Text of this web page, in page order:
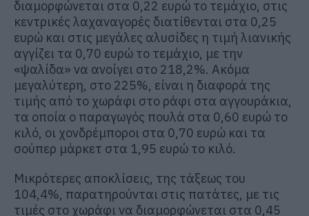
διαμορφώνεται στα 0,22 ευρώ το τεμάχιο, στις
κεντρικές λαχαναγορές διατίθενται στα 0,25
ευρώ και στις μεγάλες αλυσίδες η τιμή λιανικής
αγγίζει τα 0,70 ευρώ το τεμάχιο, με την
«ψαλίδα» να ανοίγει στο 218,2%. Ακόμα
μεγαλύτερη, στο 225%, είναι η διαφορά της
τιμής από το χωράφι στο ράφι στα αγγουράκια,
τα οποία ο παραγωγός πουλά στα 0,60 ευρώ το
κιλό, οι χονδρέμποροι στα 0,70 ευρώ και τα
σούπερ μάρκετ στα 1,95 ευρώ το κιλό.
Μικρότερες αποκλίσεις, της τάξεως του
104,4%, παρατηρούνται στις πατάτες, με τις
τιμές στο χωράφι να διαμορφώνεται στα 0,45